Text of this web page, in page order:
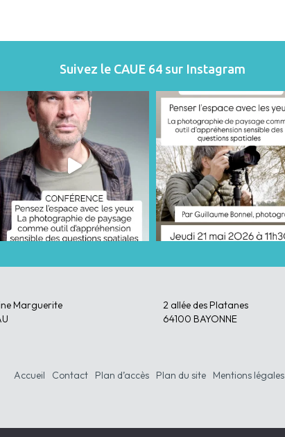
Suivez le CAUE 64 sur Instagram
Marguerite
2 allée des Platanes
64100 BAYONNE
Accueil Contact Plan d’accès Plan du site Mentions légales